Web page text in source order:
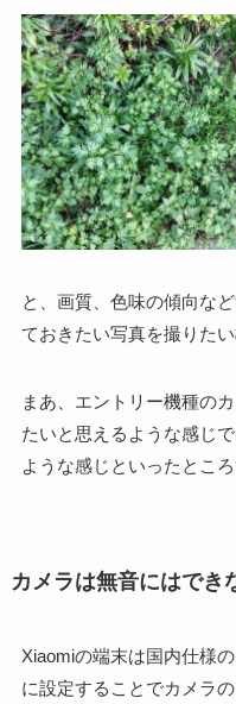
と、画質、色味の傾向な
ておきたい写真を撮りた
まあ、エントリー機種の
たいと思えるような感じで
ような感じといったところ
カメラは無音にはでき
Xiaomiの端末は国内仕様
に設定することでカメラ